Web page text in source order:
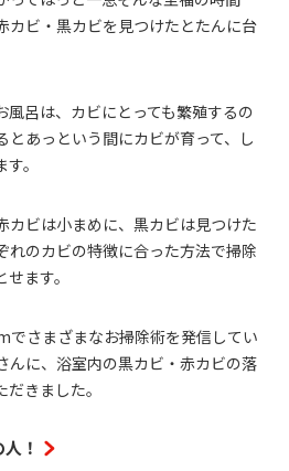
カビ・黒カビを見つけたとたんに台
風呂は、カビにとっても繁殖するの
とあっという間にカビが育って、し
。
カビは小まめに、黒カビは見つけた
れのカビの特徴に合った方法で掃除
ます。
さまざまなお掃除術を発信してい
んに、浴室内の黒カビ・赤カビの落
きました。
！